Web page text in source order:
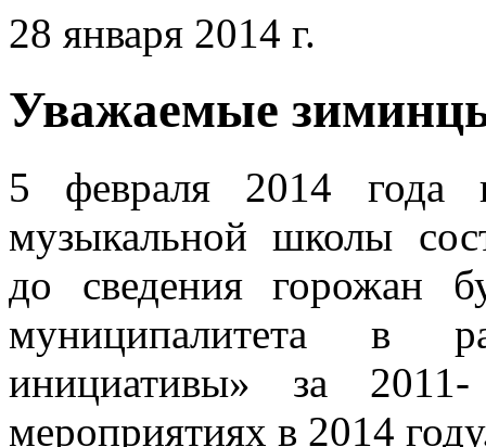
28 января 2014 г.
Уважаемые
5 февраля 2014 года
музыкальной школы
до сведения горожан
муниципалитета в
инициативы» за
мероприятиях в 2014